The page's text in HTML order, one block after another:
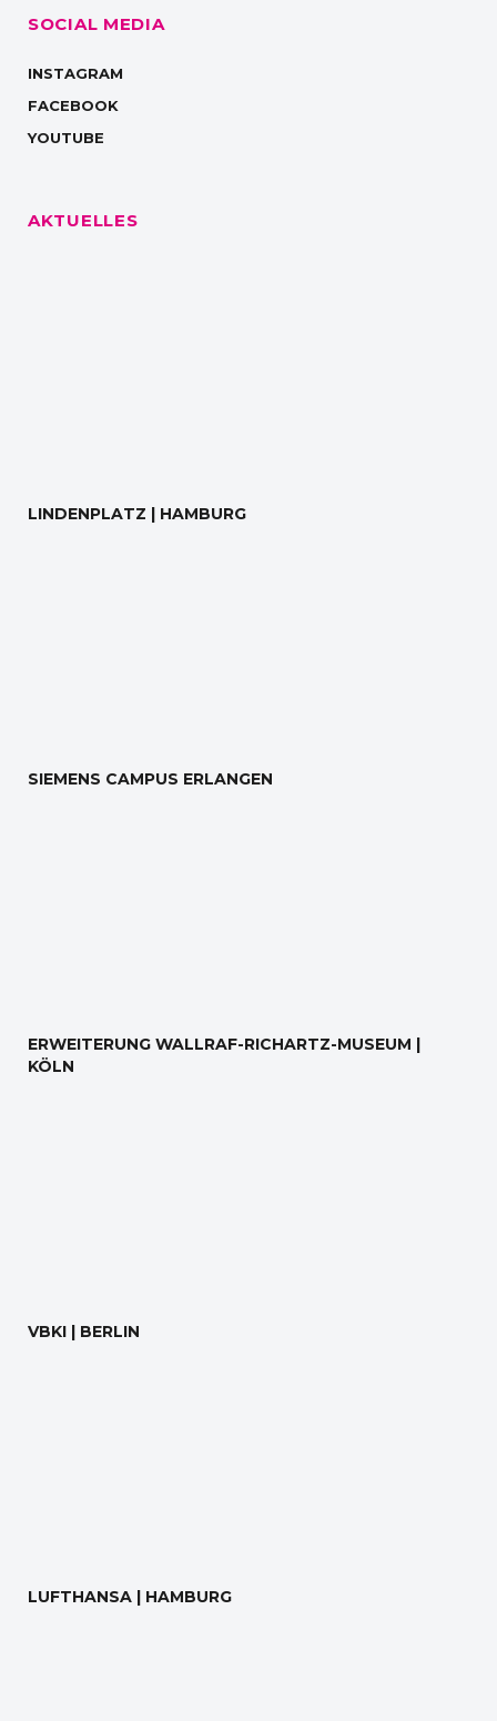
SOCIAL MEDIA
INSTAGRAM
FACEBOOK
YOUTUBE
AKTUELLES
LINDENPLATZ | HAMBURG
SIEMENS CAMPUS ERLANGEN
ERWEITERUNG WALLRAF-RICHARTZ-MUSEUM |
KÖLN
VBKI | BERLIN
LUFTHANSA | HAMBURG